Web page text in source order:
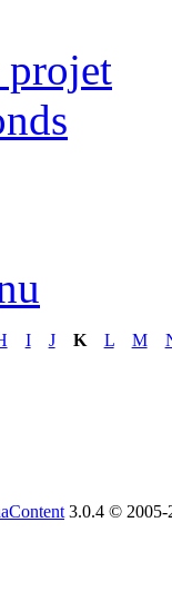
projet
I J K L M
3.0.4 © 2005-